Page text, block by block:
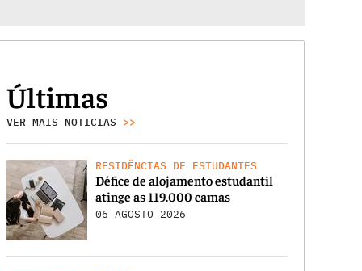
Últimas
VER MAIS NOTICIAS >>
RESIDÊNCIAS DE ESTUDANTES
Défice de alojamento estudantil
atinge as 119.000 camas
06 AGOSTO 2026